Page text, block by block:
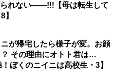
れない――!!!【母は転生して
】
が帰宅したら様子が変。お顔
その理由にオトト君は…
！ぼくのニイニは高校生・3】